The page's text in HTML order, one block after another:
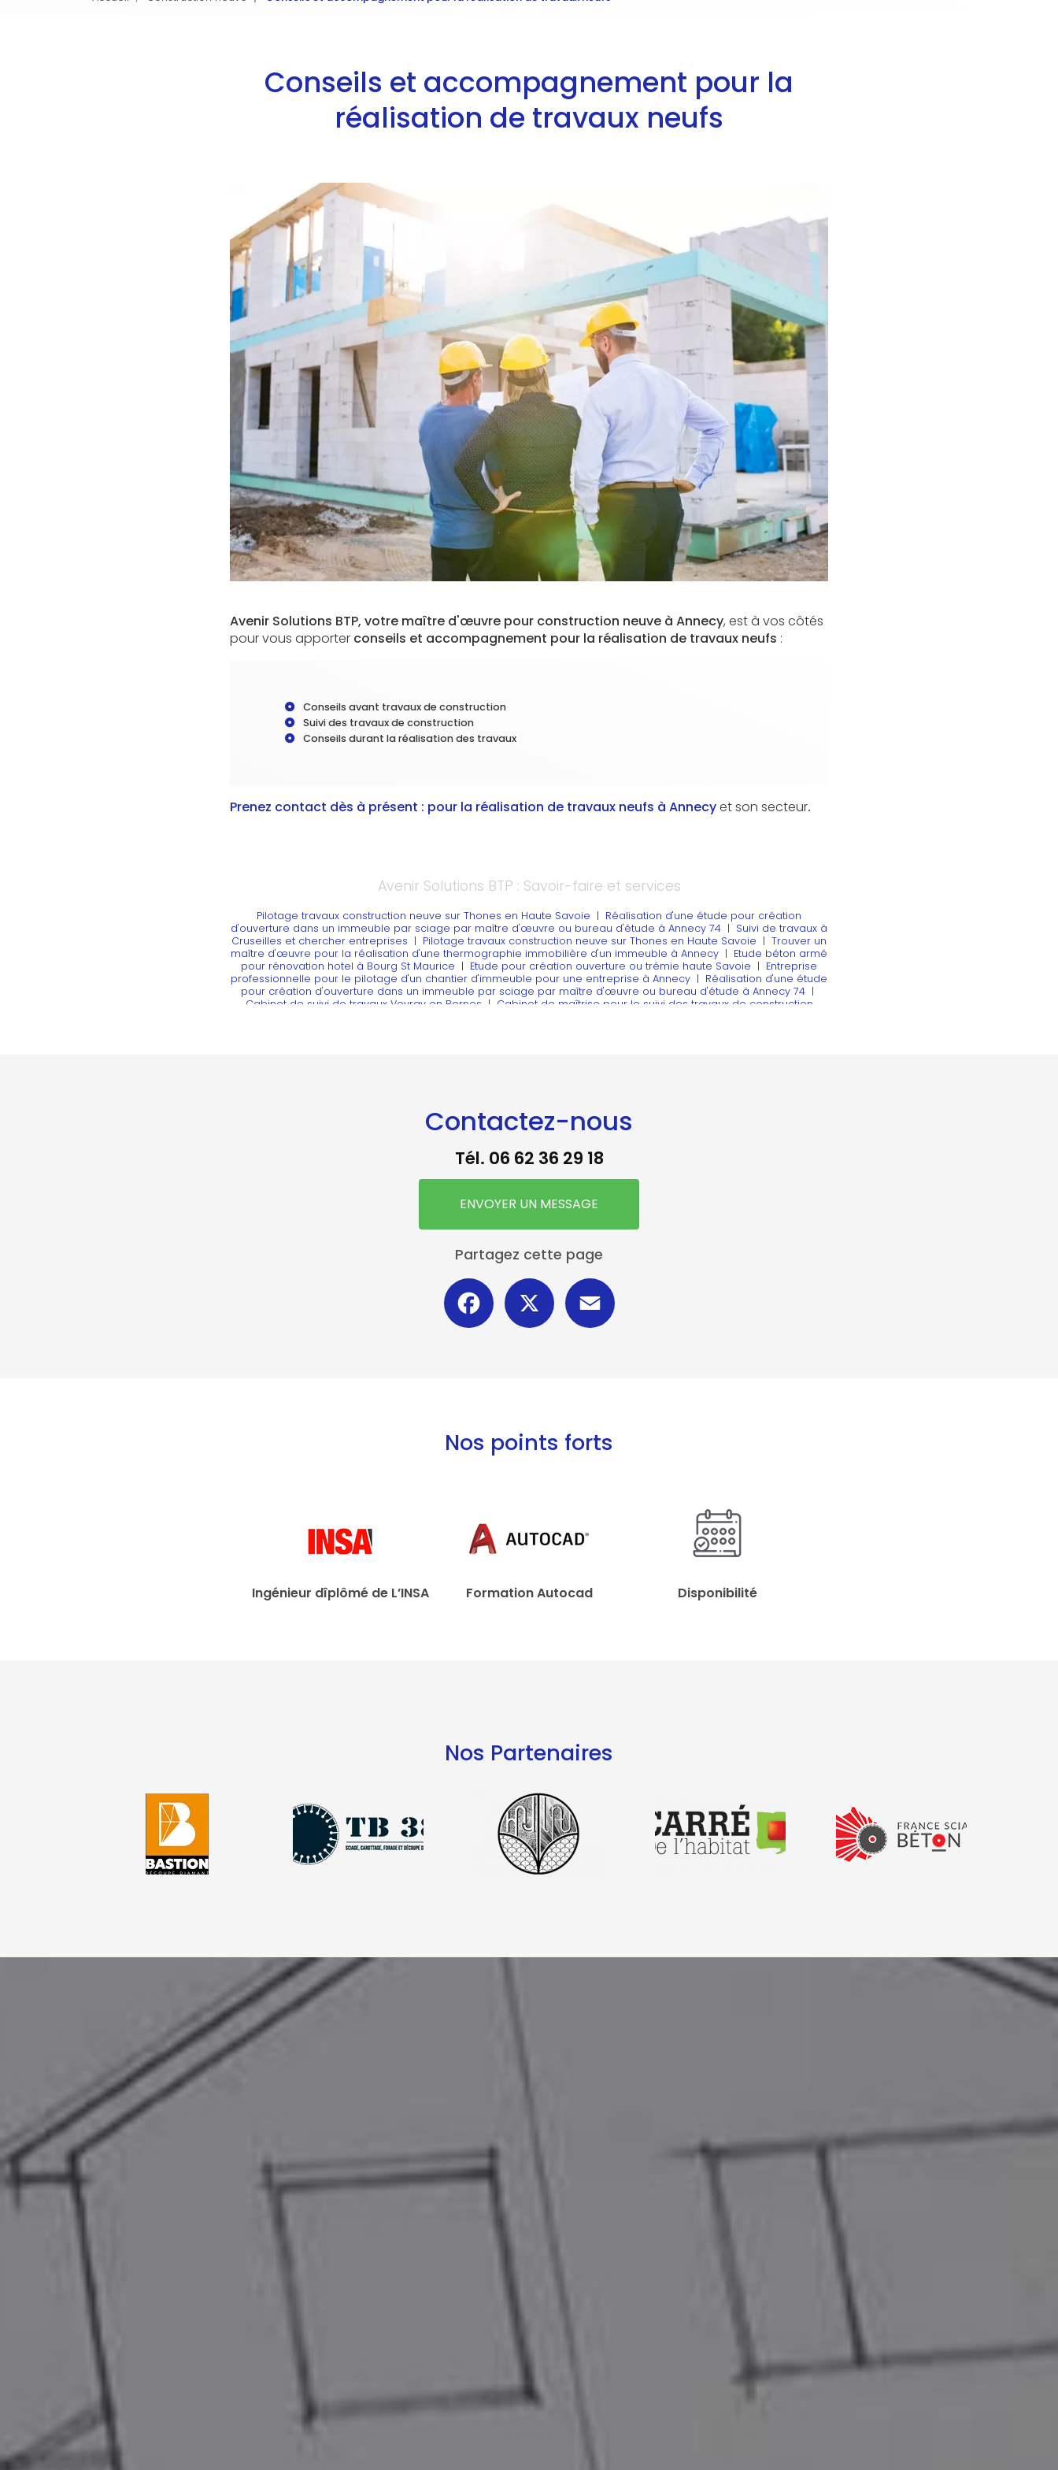
Conseils et accompagnement pour la
réalisation de travaux neufs
Avenir Solutions BTP, votre maître d'œuvre pour construction neuve à Annecy, est à vos côtés
pour vous apporter conseils et accompagnement pour la réalisation de travaux neufs :
Conseils avant travaux de construction
Suivi des travaux de construction
Conseils durant la réalisation des travaux
Prenez contact dès à présent : pour la réalisation de travaux neufs à Annecyet son secteur.
Avenir Solutions BTP : Savoir-faire et services
Pilotage travaux construction neuve sur Thones en Haute Savoie | Réalisation d'une étude pour création
d'ouverture dans un immeuble par sciage par maître d'œuvre ou bureau d'étude à Annecy 74 | Suivi de travaux à
Cruseilles et chercher entreprises | Pilotage travaux construction neuve sur Thones en Haute Savoie | Trouver un
maître d'œuvre pour la réalisation d'une thermographie immobilière d'un immeuble à Annecy | Etude béton armé
pour rénovation hotel à Bourg St Maurice | Etude pour création ouverture ou trémie haute Savoie | Entreprise
professionnelle pour le pilotage d'un chantier d'immeuble pour une entreprise à Annecy | Réalisation d'une étude
pour création d'ouverture dans un immeuble par sciage par maître d'œuvre ou bureau d'étude à Annecy 74 |
Cabinet de suivi de travaux Vovray en Bornes | Cabinet de maîtrise pour le suivi des travaux de construction
Contactez-nous
Tél. 06 62 36 29 18
ENVOYER UN MESSAGE
Partagez cette page
Facebook
Nos points forts
Ingénieur dîplômé de L’INSA Formation Autocad Disponibilité
Nos Partenaires